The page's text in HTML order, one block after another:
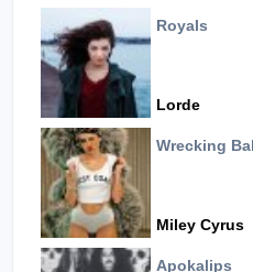
Royals
Lorde
Wrecking Ball
Miley Cyrus
Apokalips